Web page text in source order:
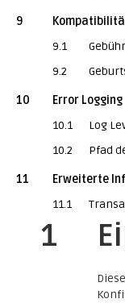
9
9.1
9.2
10
Error Logging
10.1
Log
10.2
Pfad
11
Erweiterte
11.1
1